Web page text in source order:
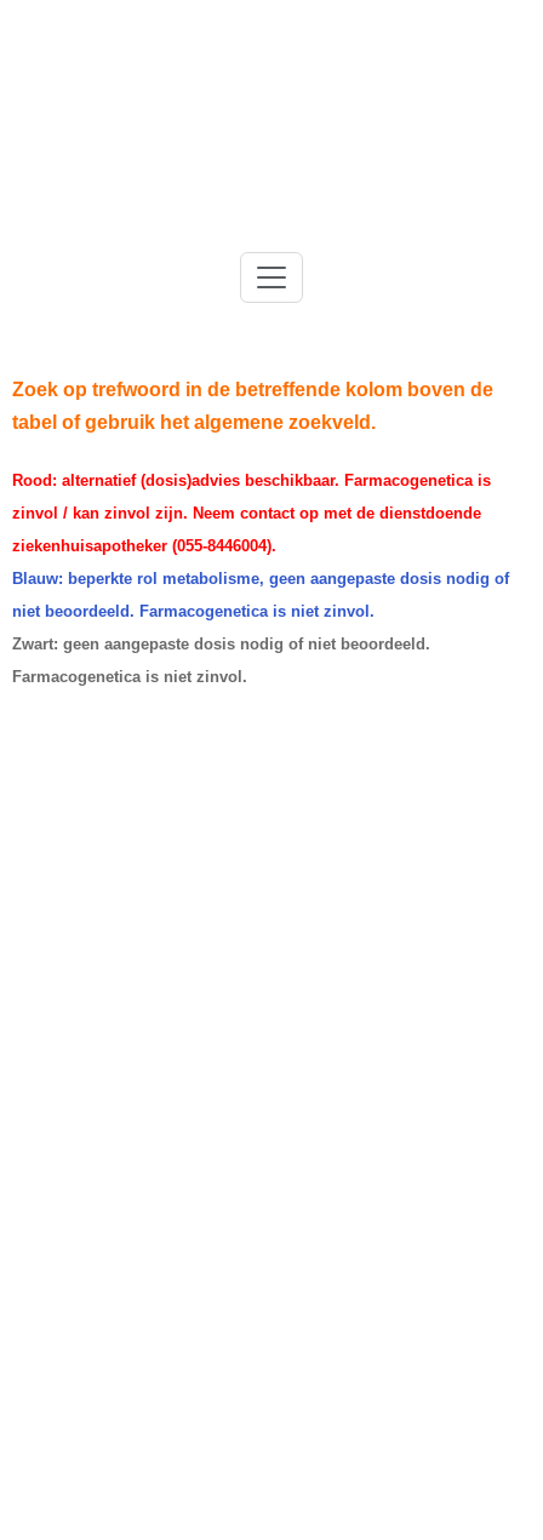
Zoek op trefwoord in de betreffende kolom boven de
tabel of gebruik het algemene zoekveld.
Rood: alternatief (dosis)advies beschikbaar. Farmacogenetica is
zinvol / kan zinvol zijn. Neem contact op met de dienstdoende
ziekenhuisapotheker (055-8446004).
Blauw: beperkte rol metabolisme, geen aangepaste dosis nodig of
niet beoordeeld. Farmacogenetica is niet zinvol.
Zwart: geen aangepaste dosis nodig of niet beoordeeld.
Farmacogenetica is niet zinvol.